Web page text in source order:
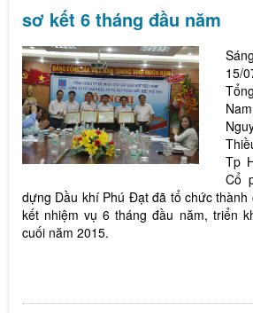
sơ kết 6 tháng đầu năm
15/
Tp
Cổ
dựng Dầu khí Phú Đạt đã tổ chức
kết nhiệm vụ 6 tháng đầu năm, triển
cuối năm 2015.